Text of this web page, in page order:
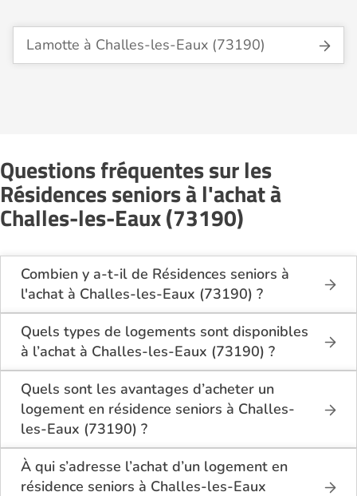
Lamotte à Challes-les-Eaux (73190)
Questions fréquentes sur les
Résidences seniors à l'achat à
Challes-les-Eaux (73190)
Combien y a-t-il de Résidences seniors à
l'achat à Challes-les-Eaux (73190) ?
Sur le site Logement-seniors.com, on recense
actuellement 1 Résidences seniors à l'achat à
Challes-les-Eaux (73190).
Quels types de logements sont disponibles
à l’achat à Challes-les-Eaux (73190) ?
Les résidences seniors à Challes-les-Eaux (73190)
proposent en général des appartements T1, T2 ou
T3, conçus pour le confort et la sécurité des seniors.
Les logements disposent d’une cuisine équipée,
d’une salle de bain adaptée et parfois d’un balcon
ou jardin privatif.
Plusieurs résidences offrent également des espaces
Quels sont les avantages d’acheter un
logement en résidence seniors à Challes-
les-Eaux (73190) ?
Acheter en résidence seniors à Challes-les-Eaux
(73190) présente plusieurs avantages :
À qui s’adresse l’achat d’un logement en
résidence seniors à Challes-les-Eaux